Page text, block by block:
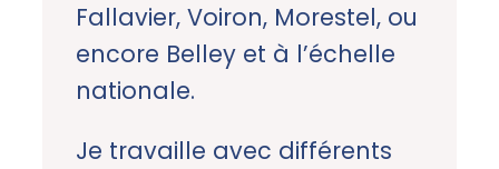
Fallavier, Voiron, Morestel, ou
encore Belley et à l’échelle
nationale.
Je travaille avec différents